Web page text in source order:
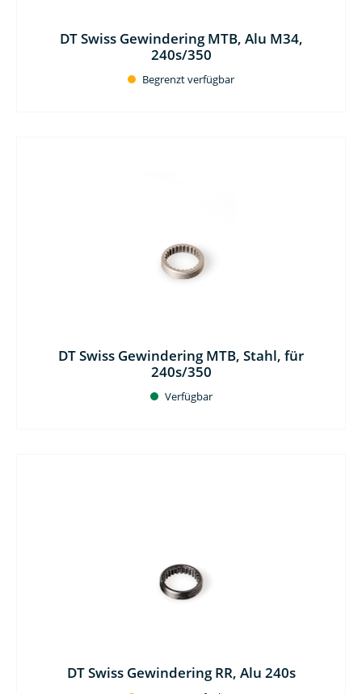
DT Swiss Gewindering MTB, Alu M34,
240s/350
Begrenzt verfügbar
DT Swiss Gewindering MTB, Stahl, für
240s/350
Verfügbar
DT Swiss Gewindering RR, Alu 240s